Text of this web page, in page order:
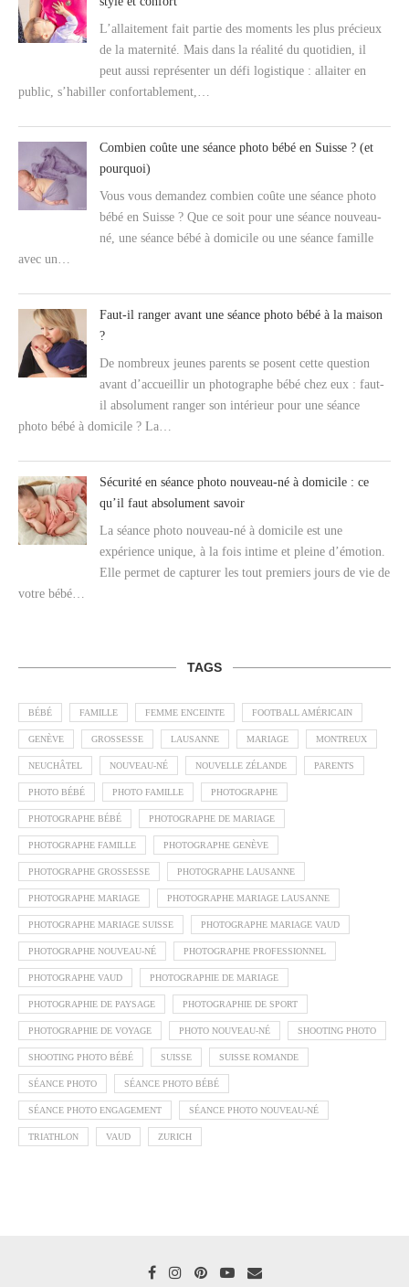
L’allaitement fait partie des moments les plus précieux
de la maternité. Mais dans la réalité du quotidien, il
peut aussi représenter un défi logistique : allaiter en
public, s’habiller confortablement,…
Combien coûte une séance photo bébé en Suisse ? (et
pourquoi)
Vous vous demandez combien coûte une séance photo
bébé en Suisse ? Que ce soit pour une séance nouveau-
né, une séance bébé à domicile ou une séance famille
avec un…
Faut-il ranger avant une séance photo bébé à la maison
?
De nombreux jeunes parents se posent cette question
avant d’accueillir un photographe bébé chez eux : faut-
il absolument ranger son intérieur pour une séance
photo bébé à domicile ? La…
Sécurité en séance photo nouveau-né à domicile : ce
qu’il faut absolument savoir
La séance photo nouveau-né à domicile est une
expérience unique, à la fois intime et pleine d’émotion.
Elle permet de capturer les tout premiers jours de vie de
votre bébé…
TAGS
BÉBÉ FAMILLE FEMME ENCEINTE FOOTBALL AMÉRICAIN
GENÈVE GROSSESSE LAUSANNE MARIAGE MONTREUX
NEUCHÂTEL NOUVEAU-NÉ NOUVELLE ZÉLANDE PARENTS
PHOTO BÉBÉ PHOTO FAMILLE PHOTOGRAPHE
PHOTOGRAPHE BÉBÉ PHOTOGRAPHE DE MARIAGE
PHOTOGRAPHE FAMILLE PHOTOGRAPHE GENÈVE
PHOTOGRAPHE GROSSESSE PHOTOGRAPHE LAUSANNE
PHOTOGRAPHE MARIAGE PHOTOGRAPHE MARIAGE LAUSANNE
PHOTOGRAPHE MARIAGE SUISSE PHOTOGRAPHE MARIAGE VAUD
PHOTOGRAPHE NOUVEAU-NÉ PHOTOGRAPHE PROFESSIONNEL
PHOTOGRAPHE VAUD PHOTOGRAPHIE DE MARIAGE
PHOTOGRAPHIE DE PAYSAGE PHOTOGRAPHIE DE SPORT
PHOTOGRAPHIE DE VOYAGE PHOTO NOUVEAU-NÉ SHOOTING PHOTO
SHOOTING PHOTO BÉBÉ SUISSE SUISSE ROMANDE
SÉANCE PHOTO SÉANCE PHOTO BÉBÉ
SÉANCE PHOTO ENGAGEMENT SÉANCE PHOTO NOUVEAU-NÉ
TRIATHLON VAUD ZURICH